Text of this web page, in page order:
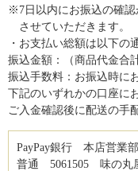
※7日以内にお振込の確認
させていただきます。
・お支払い総額は以下の
振込金額：（商品代金合
振込手数料：お振込時に
下記のいずれかの口座に
ご入金確認後に配送の手
PayPay銀行 本店営業部
普通 5061505 味の丸